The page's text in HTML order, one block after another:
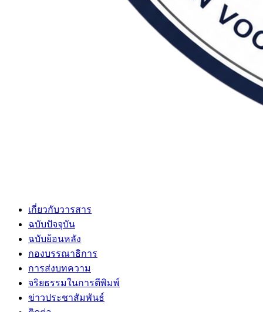
เกี่ยวกับวารสาร
ฉบับปัจจุบัน
ฉบับย้อนหลัง
กองบรรณาธิการ
การส่งบทความ
จริยธรรมในการตีพิมพ์
ข่าวประชาสัมพันธ์